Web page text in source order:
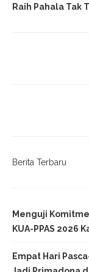
Raih Pahala Tak
Berita Terbaru
Menguji
KUA-PPAS 2026
Empat Hari